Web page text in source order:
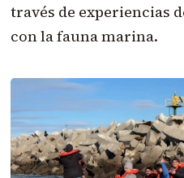
través de experiencias
con la fauna marina.